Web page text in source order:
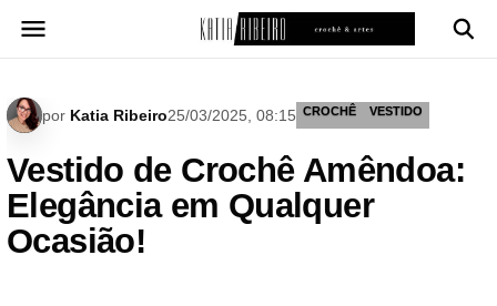
para
por Katia Ribeiro25/03/2025, 08:15 CROCHÊ VESTIDO
Vestido de Crochê Amêndoa:
Elegância em Qualquer
Ocasião!